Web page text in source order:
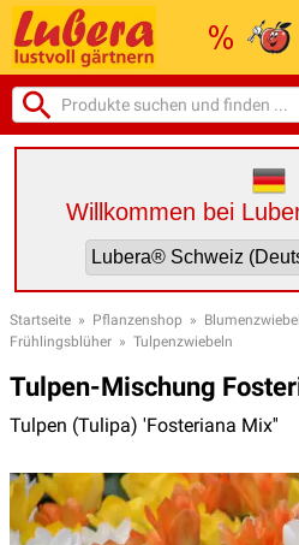
Willkommen bei
Startseite » Pflanzenshop »
Frühlingsblüher » Tulpenzwiebeln
Tulpen-Mischung
Tulpen (Tulipa) 'Fosteriana Mix''